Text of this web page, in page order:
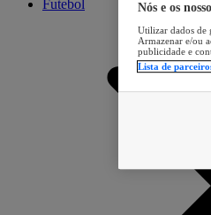
Futebol Nós e os
Utilizar dados de
Armazenar e/ou
publicidade e
Lista de